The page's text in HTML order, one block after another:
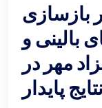
بازسازی
بالینی و
مهر در
پایدار